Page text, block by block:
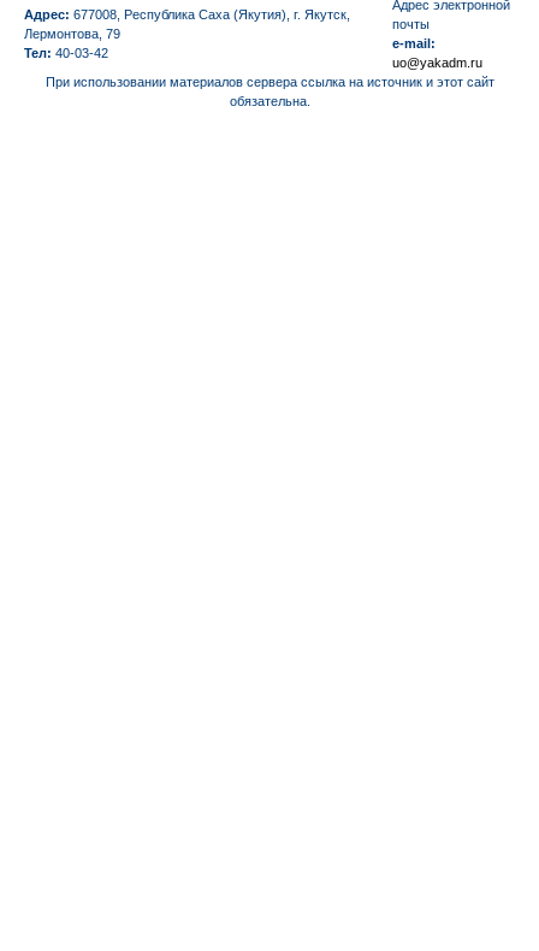
Адрес: 677008, Республика Саха (Якутия), г. Якутск,
Лермонтова, 79
Тел: 40-03-42
Aдрес электронной
почты
e-mail:
uo@yakadm.ru
При использовании материалов сервера ссылка на источник и этот сайт
обязательна.